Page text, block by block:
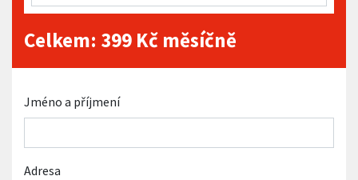
Celkem: 399 Kč měsíčně
Jméno a příjmení
Adresa